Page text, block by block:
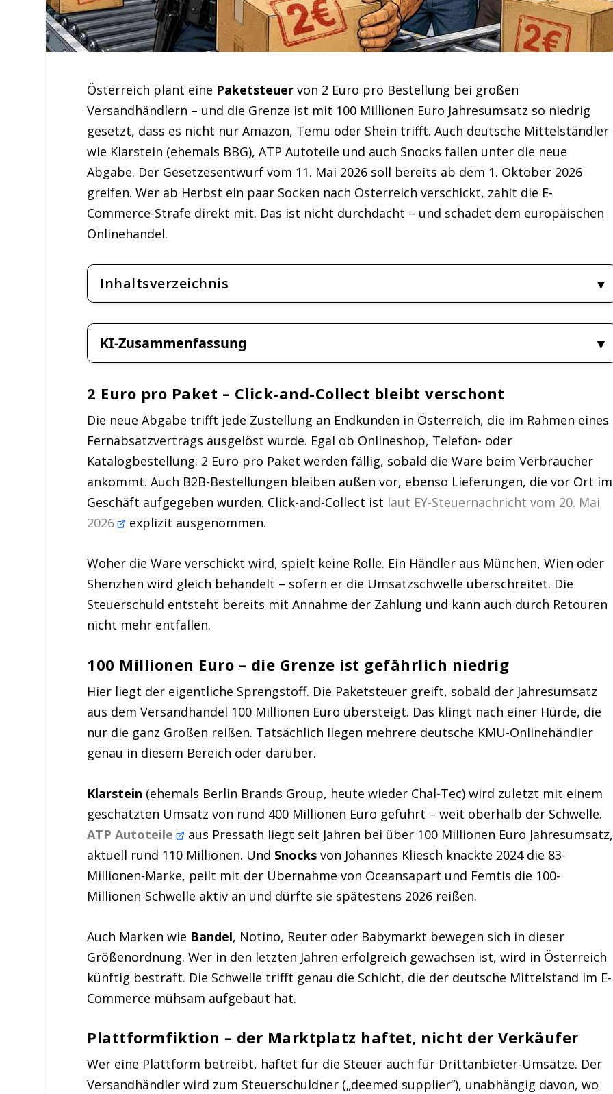
Österreich plant eine Paketsteuer von 2 Euro pro Bestellung bei großen
Versandhändlern – und die Grenze ist mit 100 Millionen Euro Jahresumsatz so niedrig
gesetzt, dass es nicht nur Amazon, Temu oder Shein trifft. Auch deutsche Mittelständler
wie Klarstein (ehemals BBG), ATP Autoteile und auch Snocks fallen unter die neue
Abgabe. Der Gesetzesentwurf vom 11. Mai 2026 soll bereits ab dem 1. Oktober 2026
greifen. Wer ab Herbst ein paar Socken nach Österreich verschickt, zahlt die E-
Commerce-Strafe direkt mit. Das ist nicht durchdacht – und schadet dem europäischen
Onlinehandel.
Inhaltsverzeichnis
KI-Zusammenfassung
2 Euro pro Paket – Click-and-Collect bleibt verschont
Die neue Abgabe trifft jede Zustellung an Endkunden in Österreich, die im Rahmen eines
Fernabsatzvertrags ausgelöst wurde. Egal ob Onlineshop, Telefon- oder
Katalogbestellung: 2 Euro pro Paket werden fällig, sobald die Ware beim Verbraucher
ankommt. Auch B2B-Bestellungen bleiben außen vor, ebenso Lieferungen, die vor Ort im
Geschäft aufgegeben wurden. Click-and-Collect ist laut EY-Steuernachricht vom 20. Mai
2026
explizit ausgenommen.
Woher die Ware verschickt wird, spielt keine Rolle. Ein Händler aus München, Wien oder
Shenzhen wird gleich behandelt – sofern er die Umsatzschwelle überschreitet. Die
Steuerschuld entsteht bereits mit Annahme der Zahlung und kann auch durch Retouren
nicht mehr entfallen.
100 Millionen Euro – die Grenze ist gefährlich niedrig
Hier liegt der eigentliche Sprengstoff. Die Paketsteuer greift, sobald der Jahresumsatz
aus dem Versandhandel 100 Millionen Euro übersteigt. Das klingt nach einer Hürde, die
nur die ganz Großen reißen. Tatsächlich liegen mehrere deutsche KMU-Onlinehändler
genau in diesem Bereich oder darüber.
Klarstein (ehemals Berlin Brands Group, heute wieder Chal-Tec) wird zuletzt mit einem
geschätzten Umsatz von rund 400 Millionen Euro geführt – weit oberhalb der Schwelle.
ATP Autoteile
aus Pressath liegt seit Jahren bei über 100 Millionen Euro Jahresumsatz,
aktuell rund 110 Millionen. Und Snocks von Johannes Kliesch knackte 2024 die 83-
Millionen-Marke, peilt mit der Übernahme von Oceansapart und Femtis die 100-
Millionen-Schwelle aktiv an und dürfte sie spätestens 2026 reißen.
Auch Marken wie Bandel, Notino, Reuter oder Babymarkt bewegen sich in dieser
Größenordnung. Wer in den letzten Jahren erfolgreich gewachsen ist, wird in Österreich
künftig bestraft. Die Schwelle trifft genau die Schicht, die der deutsche Mittelstand im E-
Commerce mühsam aufgebaut hat.
Plattformfiktion – der Marktplatz haftet, nicht der Verkäufer
Wer eine Plattform betreibt, haftet für die Steuer auch für Drittanbieter-Umsätze. Der
Versandhändler wird zum Steuerschuldner („deemed supplier“), unabhängig davon, wo